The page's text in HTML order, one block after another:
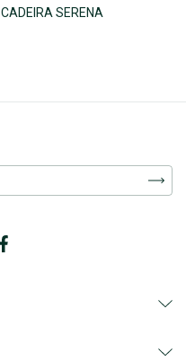
CADEIRA SERENA